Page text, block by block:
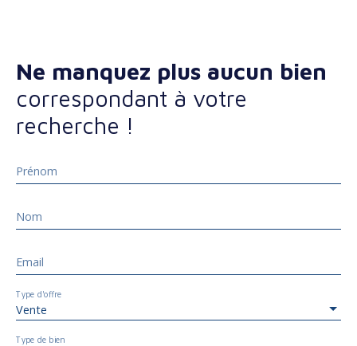
Ne manquez plus aucun bien
correspondant à votre
recherche !
Prénom
Nom
Email
Vente
Type d'offre
Type de bien